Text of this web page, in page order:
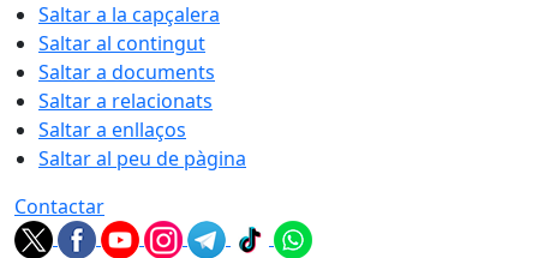
Saltar a la capçalera
Saltar al contingut
Saltar a documents
Saltar a relacionats
Saltar a enllaços
Saltar al peu de pàgina
Contactar